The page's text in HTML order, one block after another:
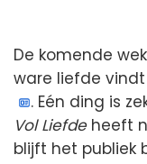
De komende
ware liefde
. Eén ding is
Vol Liefdeheeft
blijft het publiek